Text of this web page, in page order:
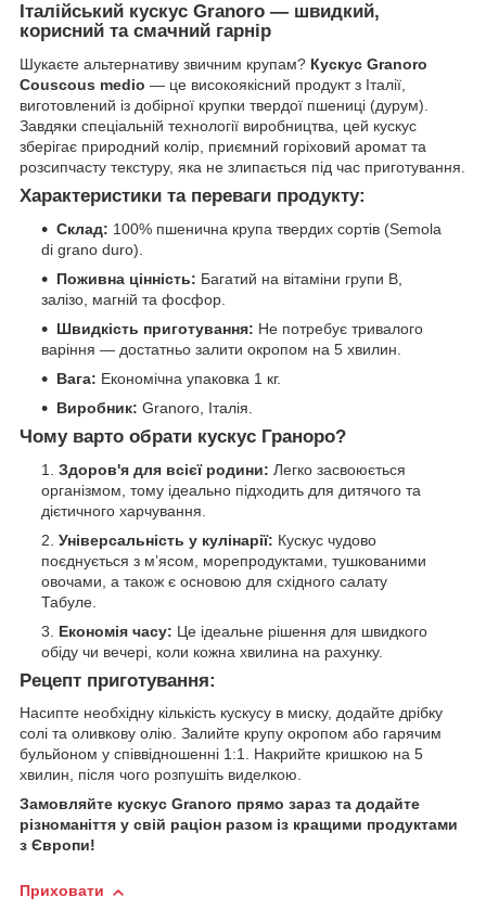
Італійський кускус Granoro — швидкий,
корисний та смачний гарнір
Шукаєте альтернативу звичним крупам? Кускус Granoro
Couscous medio — це високоякісний продукт з Італії,
виготовлений із добірної крупки твердої пшениці (дурум).
Завдяки спеціальній технології виробництва, цей кускус
зберігає природний колір, приємний горіховий аромат та
розсипчасту текстуру, яка не злипається під час приготування.
Характеристики та переваги продукту:
Склад: 100% пшенична крупа твердих сортів (Semola
di grano duro).
Поживна цінність: Багатий на вітаміни групи B,
залізо, магній та фосфор.
Швидкість приготування: Не потребує тривалого
варіння — достатньо залити окропом на 5 хвилин.
Вага: Економічна упаковка 1 кг.
Виробник: Granoro, Італія.
Чому варто обрати кускус Граноро?
Здоров'я для всієї родини: Легко засвоюється
організмом, тому ідеально підходить для дитячого та
дієтичного харчування.
Універсальність у кулінарії: Кускус чудово
поєднується з м’ясом, морепродуктами, тушкованими
овочами, а також є основою для східного салату
Табуле.
Економія часу: Це ідеальне рішення для швидкого
обіду чи вечері, коли кожна хвилина на рахунку.
Рецепт приготування:
Насипте необхідну кількість кускусу в миску, додайте дрібку
солі та оливкову олію. Залийте крупу окропом або гарячим
бульйоном у співвідношенні 1:1. Накрийте кришкою на 5
хвилин, після чого розпушіть виделкою.
Замовляйте кускус Granoro прямо зараз та додайте
різноманіття у свій раціон разом із кращими продуктами
з Європи!
Приховати